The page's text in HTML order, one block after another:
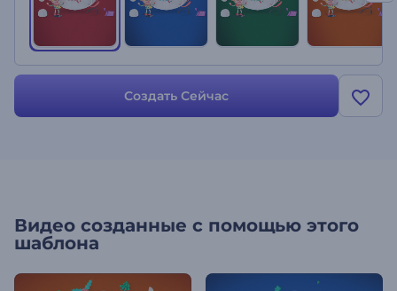
Создать Сейчас
Видео созданные с помощью этого
шаблона